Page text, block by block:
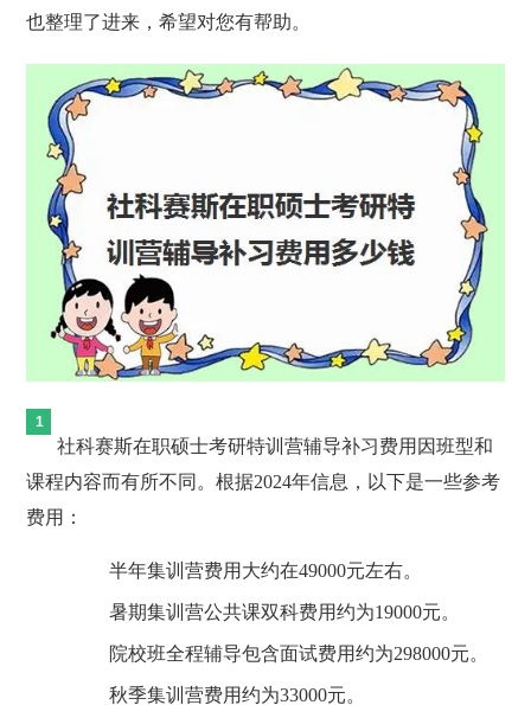
也整理了进来，希望对您有帮助。
社科赛斯在职硕士考研特训营辅导补习费用因班型和
课程内容而有所不同。根据2024年信息，以下是一些参考
费用：
半年集训营费用大约在49000元左右。
暑期集训营公共课双科费用约为19000元。
院校班全程辅导包含面试费用约为298000元。
秋季集训营费用约为33000元。